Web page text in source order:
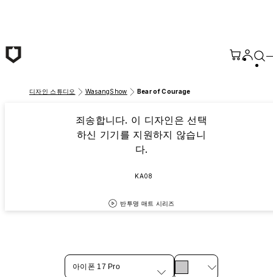
디자인 스튜디오 WasangShow Bear of Courage
죄송합니다. 이 디자인은 선택
하신 기기를 지원하지 않습니
다.
KA08
반투명 매트 시리즈
아이폰 17 Pro